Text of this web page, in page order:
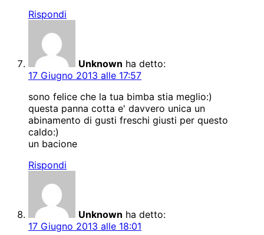
Rispondi
Unknown ha detto:
17 Giugno 2013 alle 17:57
sono felice che la tua bimba stia meglio:)
questa panna cotta e' davvero unica un
abinamento di gusti freschi giusti per questo
caldo:)
un bacione
Rispondi
Unknown ha detto:
17 Giugno 2013 alle 18:01